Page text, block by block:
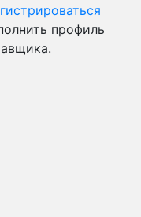
профиль